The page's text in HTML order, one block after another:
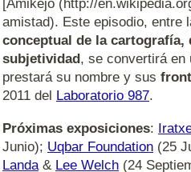
[Amikejo (http://
amistad). Este episodio, entre
conceptual de la
subjetividad, se convertirá
prestará su nombre y sus
2011 del Laboratorio 987.
Próximas exposiciones:
Junio); Uqbar Foundation (25
Landa& Lee Welch (24